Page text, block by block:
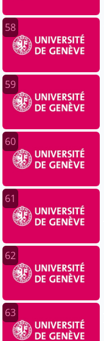
58
59
60
61
62
63